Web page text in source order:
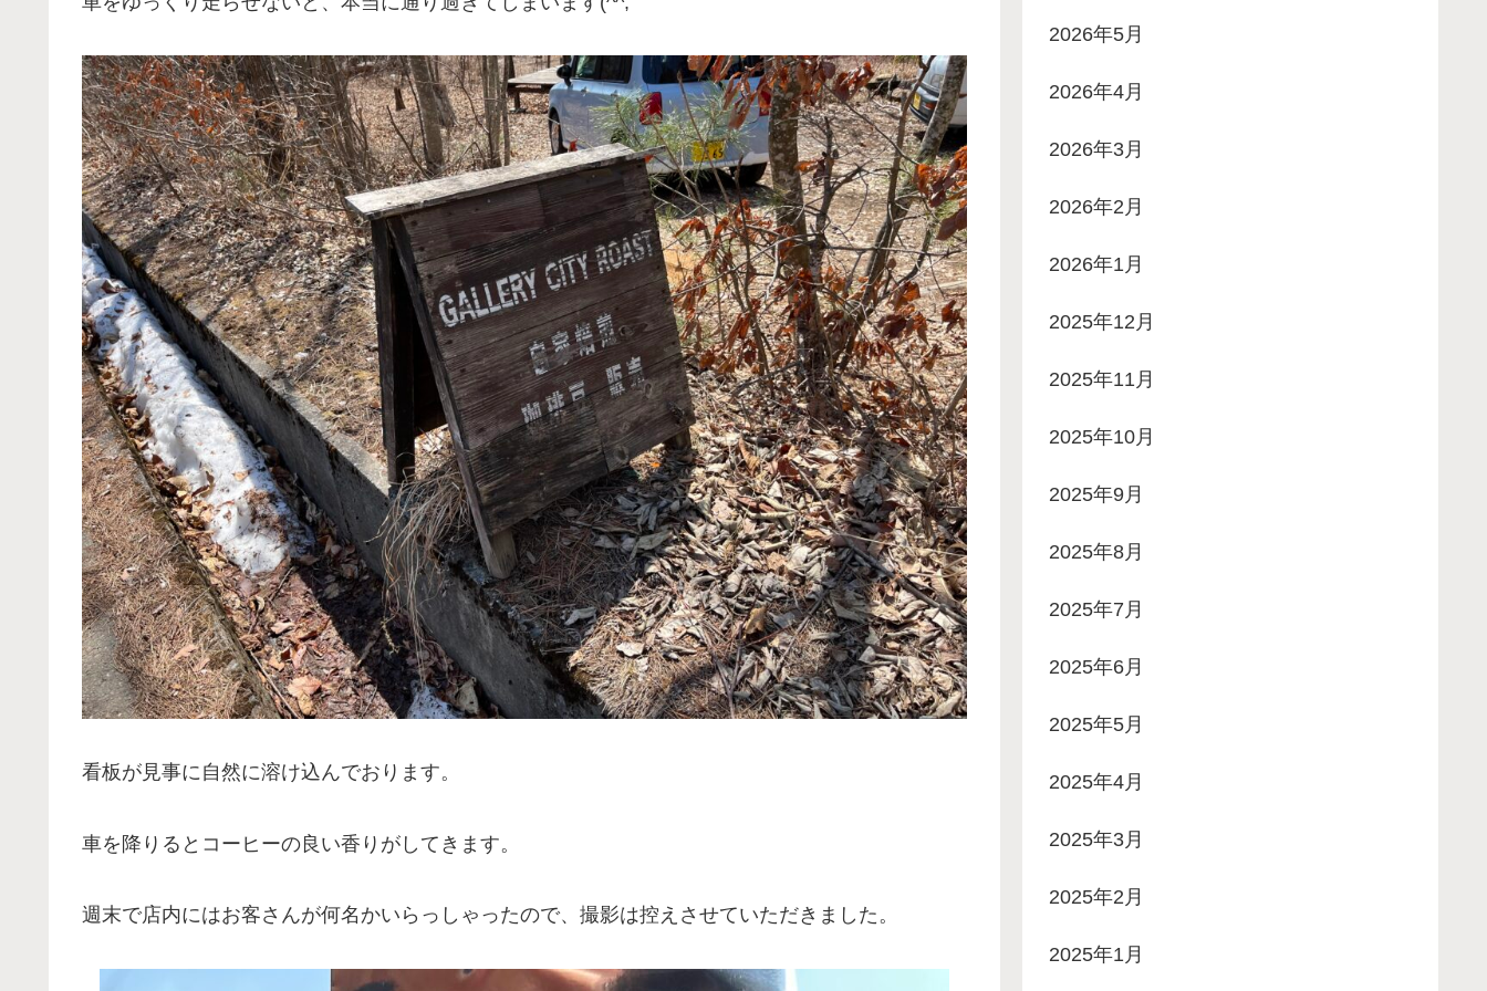
看板が見事に自然に溶け込んでおります。
車を降りるとコーヒーの良い香りがしてきます。
週末で店内にはお客さんが何名かいらっしゃったので、撮影は控えさせていただきました。
2026年5月
2026年4月
2026年3月
2026年2月
2026年1月
2025年12月
2025年11月
2025年10月
2025年9月
2025年8月
2025年7月
2025年6月
2025年5月
2025年4月
2025年3月
2025年2月
2025年1月